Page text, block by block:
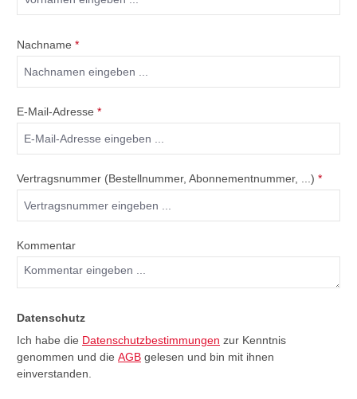
Nachname *
E-Mail-Adresse *
Vertragsnummer (Bestellnummer, Abonnementnummer, ...) *
Kommentar
Datenschutz
Ich habe die Datenschutzbestimmungen zur Kenntnis
genommen und die AGB gelesen und bin mit ihnen
einverstanden.